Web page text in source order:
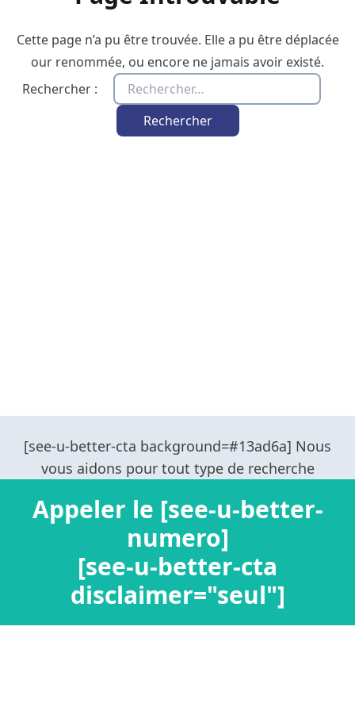
Cette page n’a pu être trouvée. Elle a pu être déplacée
our renommée, ou encore ne jamais avoir existé.
Rechercher :
Appeler le [see-u-better-
numero]
[see-u-better-cta
disclaimer="seul"]